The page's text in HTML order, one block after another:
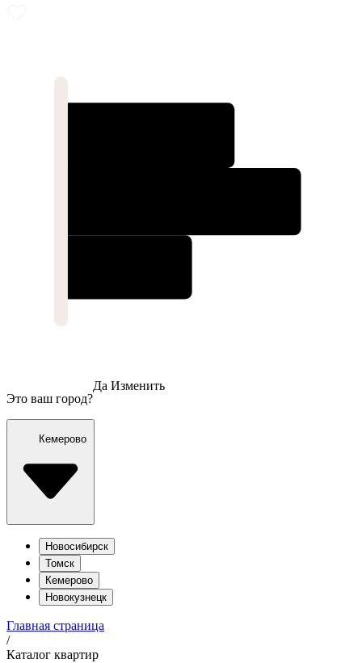
Это ваш город?
Да Изменить
Кемерово
Новосибирск
Томск
Кемерово
Новокузнецк
Главная страница
/
Каталог квартир